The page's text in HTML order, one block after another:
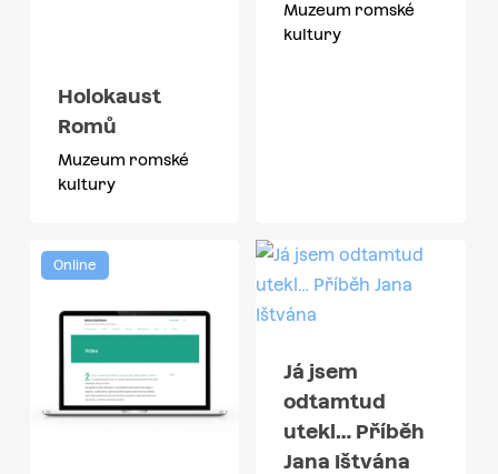
Holokaust
Romů
Muzeum romské
kultury
Muzeum romské
kultury
Online
Já jsem
odtamtud
utekl… Příběh
Jana Ištvána